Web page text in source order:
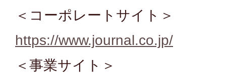
＜コーポレートサイト＞
https://www.journal.co.jp/
＜事業サイト＞